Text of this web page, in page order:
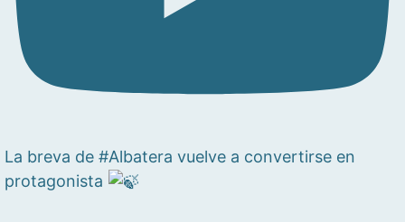
La breva de #Albatera vuelve a convertirse en
protagonista